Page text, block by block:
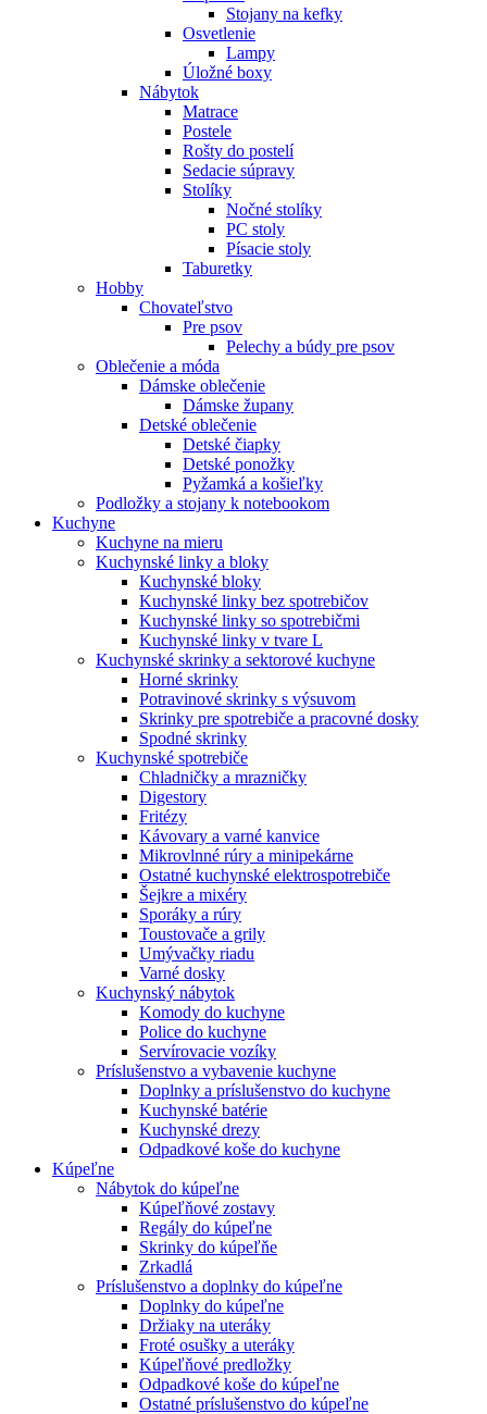
Stojany na kefky
Osvetlenie
Lampy
Úložné boxy
Nábytok
Matrace
Postele
Rošty do postelí
Sedacie súpravy
Stolíky
Nočné stolíky
PC stoly
Písacie stoly
Taburetky
Hobby
Chovateľstvo
Pre psov
Pelechy a búdy pre psov
Oblečenie a móda
Dámske oblečenie
Dámske župany
Detské oblečenie
Detské čiapky
Detské ponožky
Pyžamká a košieľky
Podložky a stojany k notebookom
Kuchyne
Kuchyne na mieru
Kuchynské linky a bloky
Kuchynské bloky
Kuchynské linky bez spotrebičov
Kuchynské linky so spotrebičmi
Kuchynské linky v tvare L
Kuchynské skrinky a sektorové kuchyne
Horné skrinky
Potravinové skrinky s výsuvom
Skrinky pre spotrebiče a pracovné dosky
Spodné skrinky
Kuchynské spotrebiče
Chladničky a mrazničky
Digestory
Fritézy
Kávovary a varné kanvice
Mikrovlnné rúry a minipekárne
Ostatné kuchynské elektrospotrebiče
Šejkre a mixéry
Sporáky a rúry
Toustovače a grily
Umývačky riadu
Varné dosky
Kuchynský nábytok
Komody do kuchyne
Police do kuchyne
Servírovacie vozíky
Príslušenstvo a vybavenie kuchyne
Doplnky a príslušenstvo do kuchyne
Kuchynské batérie
Kuchynské drezy
Odpadkové koše do kuchyne
Kúpeľne
Nábytok do kúpeľne
Kúpeľňové zostavy
Regály do kúpeľne
Skrinky do kúpeľňe
Zrkadlá
Príslušenstvo a doplnky do kúpeľne
Doplnky do kúpeľne
Držiaky na uteráky
Froté osušky a uteráky
Kúpeľňové predložky
Odpadkové koše do kúpeľne
Ostatné príslušenstvo do kúpeľne